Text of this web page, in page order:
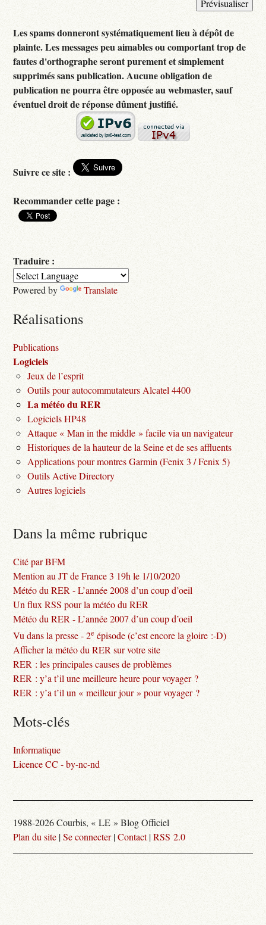
Les spams donneront systématiquement lieu à dépôt de
plainte. Les messages peu aimables ou comportant trop de
fautes d'orthographe seront purement et simplement
supprimés sans publication. Aucune obligation de
publication ne pourra être opposée au webmaster, sauf
éventuel droit de réponse dûment justifié.
Suivre ce site :
Recommander cette page :
Traduire :
Powered by Translate
Réalisations
Publications
Logiciels
Jeux de l’esprit
Outils pour autocommutateurs Alcatel 4400
La météo du RER
Logiciels HP48
Attaque « Man in the middle » facile via un navigateur
Historiques de la hauteur de la Seine et de ses affluents
Applications pour montres Garmin (Fenix 3 / Fenix 5)
Outils Active Directory
Autres logiciels
Dans la même rubrique
Cité par BFM
Mention au JT de France 3 19h le 1/10/2020
Météo du RER - L’année 2008 d’un coup d’oeil
Un flux RSS pour la météo du RER
Météo du RER - L’année 2007 d’un coup d’oeil
Vu dans la presse - 2e épisode (c’est encore la gloire :-D)
Afficher la météo du RER sur votre site
RER : les principales causes de problèmes
RER : y’a t’il une meilleure heure pour voyager ?
RER : y’a t’il un « meilleur jour » pour voyager ?
Mots-clés
Informatique
Licence CC - by-nc-nd
1988-2026 Courbis, « LE » Blog Officiel
Plan du site |Se connecter|Contact|RSS 2.0